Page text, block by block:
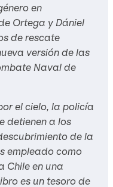
en
Ortega y Dániel
de rescate
versión de las
Naval de
el cielo, la policía
detienen a los
de la
empleado como
Chile en una
es un tesoro de